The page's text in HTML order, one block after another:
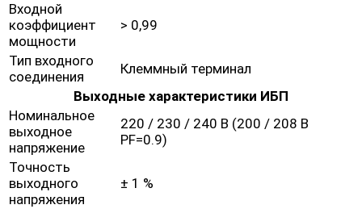
Входной
коэффициент
мощности
> 0,99
Тип входного
соединения
Клеммный терминал
Выходные характеристики ИБП
Номинальное
выходное
напряжение
220 / 230 / 240 В (200 / 208 В
PF=0.9)
Точность
выходного
напряжения
± 1 %